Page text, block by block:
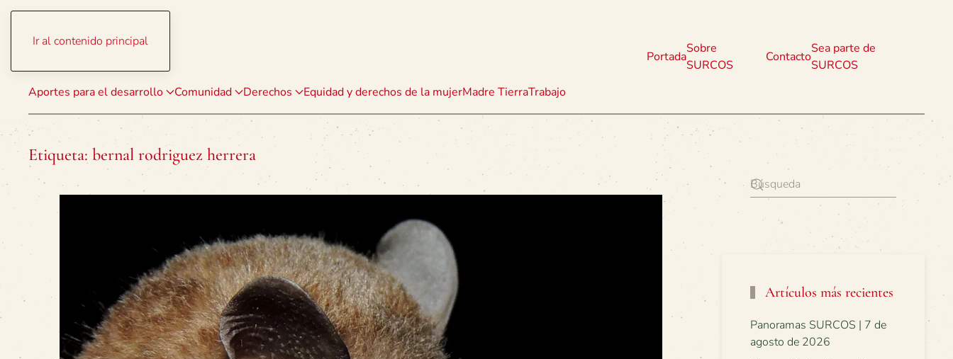
Ir al contenido principal
Aportes para el desarrollo Comunidad Derechos Equidad y derechos de la mujerMadre TierraTrabajo
Portada
Sobre
SURCOS
Contacto
Sea parte de
SURCOS
Etiqueta: bernal rodriguez herrera
Artículos más recientes
Panoramas SURCOS | 7 de
agosto de 2026